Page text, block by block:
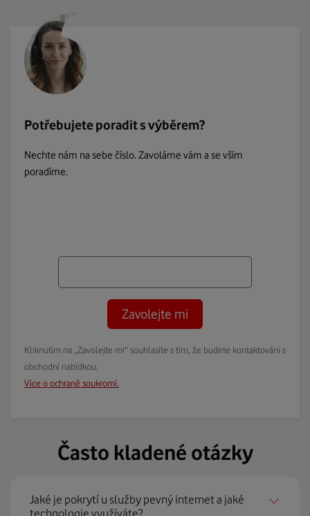
Potřebujete poradit s výběrem?
Nechte nám na sebe číslo. Zavoláme vám a se vším
poradíme.
Zavolejte mi
Kliknutím na „Zavolejte mi“ souhlasíte s tím, že budete kontaktováni s
obchodní nabídkou.
Více o ochraně soukromí.
Často kladené otázky
Jaké je pokrytí u služby pevný internet a jaké
technologie využíváte?